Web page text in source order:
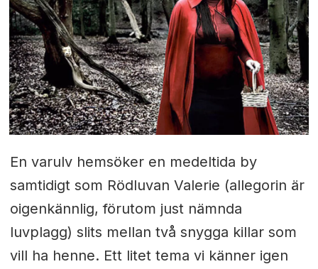
En varulv hemsöker en medeltida by
samtidigt som Rödluvan Valerie (allegorin är
oigenkännlig, förutom just nämnda
luvplagg) slits mellan två snygga killar som
vill ha henne. Ett litet tema vi känner igen